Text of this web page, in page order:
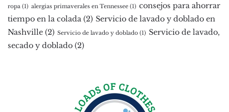
ropa (1) alergias primaverales en Tennessee (1) consejos para ahorrar
tiempo en la colada (2) Servicio de lavado y doblado en
Nashville (2) Servicio de lavado y doblado (1) Servicio de lavado,
secado y doblado (2)